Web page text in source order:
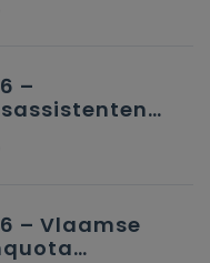
onderwijs in
–
– Vlaamse